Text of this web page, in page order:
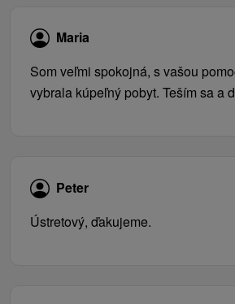
Maria
Som veľmi spokojná, s vašou
vybrala kúpeľný pobyt. Teším sa a
Peter
Ústretový, ďakujeme.